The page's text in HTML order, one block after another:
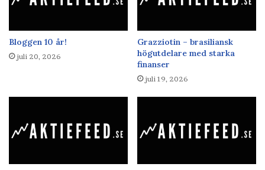
Bloggen 10 år!
juli 20, 2026
Grazziotin – brasiliansk
högutdelare med starka
finanser
juli 19, 2026